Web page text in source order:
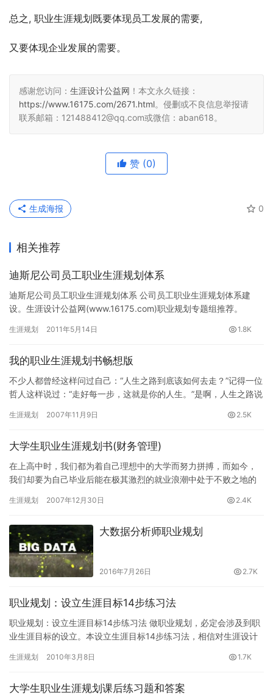
总之, 职业生涯规划既要体现员工发展的需要,
又要体现企业发展的需要。
感谢您访问： 生涯设计公益网 ！本文永久链接：
https://www.16175.com/2671.html。侵删或不良信息举报请
联系邮箱：121488412@qq.com或微信：aban618。
赞 (0)
0
生成海报
相关推荐
迪斯尼公司员工职业生涯规划体系
迪斯尼公司员工职业生涯规划体系 公司员工职业生涯规划体系建
设。生涯设计公益网(www.16175.com)职业规划专题组推荐。
生涯规划 2011年5月14日 1.8K
我的职业生涯规划书畅想版
不少人都曾经这样问过自己：“人生之路到底该如何去走？”记得一位
哲人这样说过：“走好每一步，这就是你的人生。”是啊，人生之路说
生涯规划 2007年11月9日 2.5K
大学生职业生涯规划书(财务管理)
在上高中时，我们都为着自己理想中的大学而努力拼搏，而如今，
我们却要为自己毕业后能在极其激烈的就业浪潮中处于不败之地的
么，…
生涯规划 2007年12月30日 2.4K
大数据分析师职业规划
2016年7月26日 2.7K
职业规划：设立生涯目标14步练习法
职业规划：设立生涯目标14步练习法 做职业规划，必定会涉及到职
业生涯目标的设立。本设立生涯目标14步练习法，相信对生涯设计
生涯规划 2010年3月8日 1.7K
大学生职业生涯规划课后练习题和答案